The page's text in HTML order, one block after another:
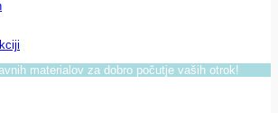
materialov za dobro počutje vaših otrok!